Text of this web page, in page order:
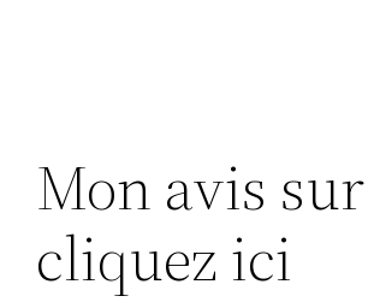
Mon avis sur
cliquez ici